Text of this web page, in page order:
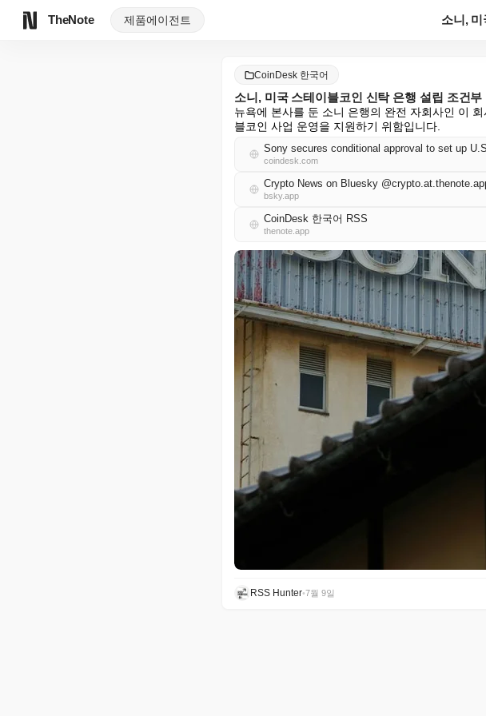
TheNote 제품에이전트
CoinDesk 한국어
소니, 미국 스테이블코인 신탁 은행 설립 조건부
뉴욕에 본사를 둔 소니 은행의 완전 자회사인 이
블코인 사업 운영을 지원하기 위함입니다.
Sony secures conditional approval to set up
coindesk.com
Crypto News on Bluesky
bsky.app
CoinDesk 한국어 RSS
thenote.app
RSS Hunter•7월 9일